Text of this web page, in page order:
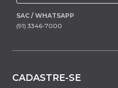
SAC / WHATSAPP
(91) 3346-7000
CADASTRE-SE